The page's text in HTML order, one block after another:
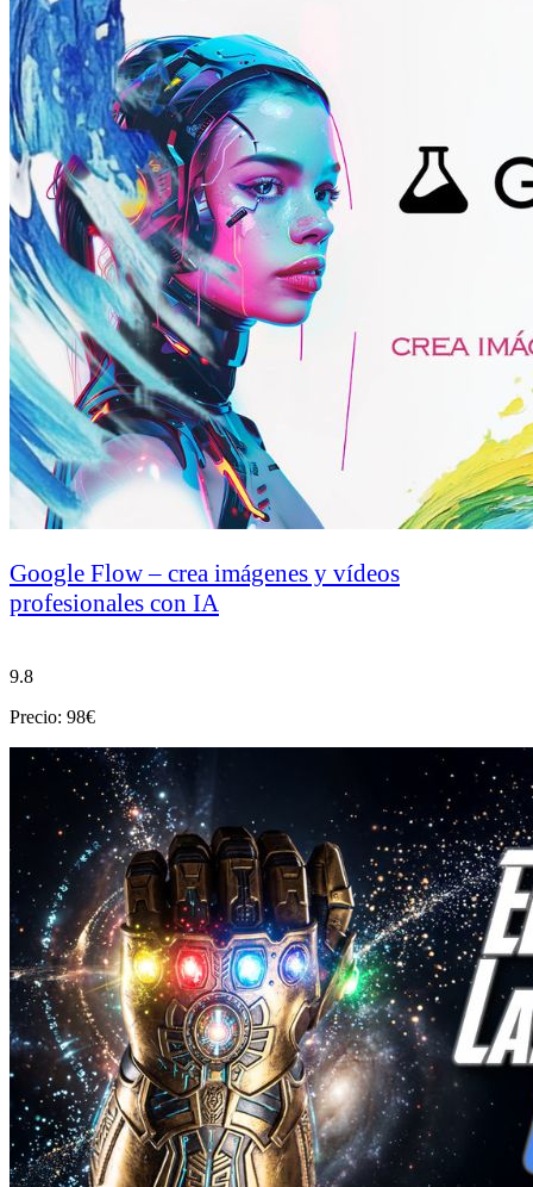
Google Flow – crea imágenes y vídeos
profesionales con IA
9.8
Precio: 98€